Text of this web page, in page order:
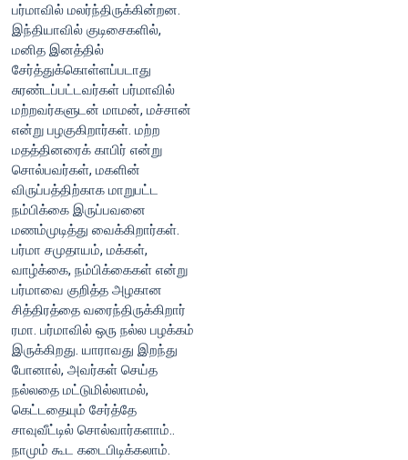
பர்மாவில் மலர்ந்திருக்கின்றன.
இந்தியாவில் குடிசைகளில்,
மனித இனத்தில்
சேர்த்துக்கொள்ளப்படாது
சுரண்டப்பட்டவர்கள் பர்மாவில்
மற்றவர்களுடன் மாமன், மச்சான்
என்று பழகுகிறார்கள். மற்ற
மதத்தினரைக் காபிர் என்று
சொல்பவர்கள், மகளின்
விருப்பத்திற்காக மாறுபட்ட
நம்பிக்கை இருப்பவனை
மணம்முடித்து வைக்கிறார்கள்.
பர்மா சமுதாயம், மக்கள்,
வாழ்க்கை, நம்பிக்கைகள் என்று
பர்மாவை குறித்த அழகான
சித்திரத்தை வரைந்திருக்கிறார்
ரமா. பர்மாவில் ஒரு நல்ல பழக்கம்
இருக்கிறது. யாராவது இறந்து
போனால், அவர்கள் செய்த
நல்லதை மட்டுமில்லாமல்,
கெட்டதையும் சேர்த்தே
சாவுவீட்டில் சொல்வார்களாம்..
நாமும் கூட கடைபிடிக்கலாம்.